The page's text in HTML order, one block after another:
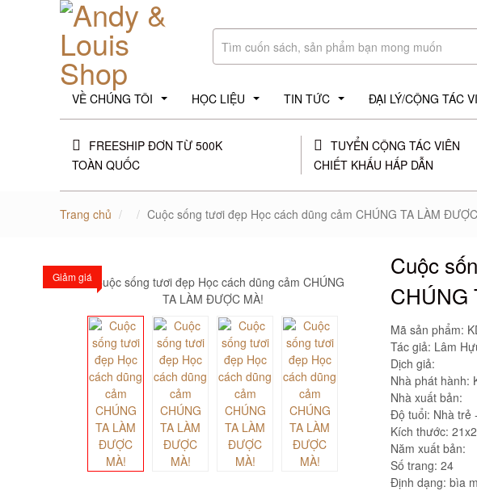
VỀ CHÚNG TÔI HỌC LIỆU TIN TỨC ĐẠI LÝ/CỘNG TÁC
FREESHIP ĐƠN TỪ 500K
TOÀN QUỐC
TUYỂN CỘNG TÁC VIÊN
CHIẾT KHẤU HẤP DẪN
Trang chủ Cuộc sống tươi đẹp Học cách dũng cảm CHÚNG TA LÀM
Giảm giá
Cuộc
CHÚNG
Mã sản phẩm:
Tác giả: Lâm
Dịch giả:
Nhà phát hành:
Nhà xuất bản:
Độ tuổi: Nhà trẻ
Kích thước:
Năm xuất bản:
Số trang: 24
Định dạng: bìa